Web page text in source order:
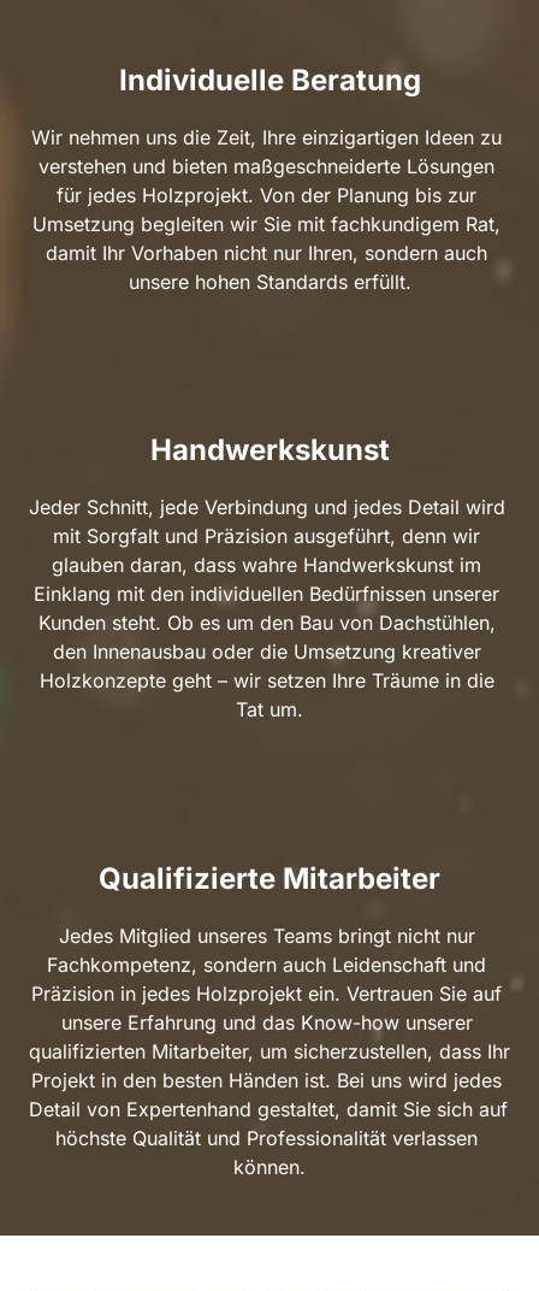
Individuelle Beratung
Wir nehmen uns die Zeit, Ihre einzigartigen Ideen zu
verstehen und bieten maßgeschneiderte Lösungen
für jedes Holzprojekt. Von der Planung bis zur
Umsetzung begleiten wir Sie mit fachkundigem Rat,
damit Ihr Vorhaben nicht nur Ihren, sondern auch
unsere hohen Standards erfüllt.
Handwerkskunst
Jeder Schnitt, jede Verbindung und jedes Detail wird
mit Sorgfalt und Präzision ausgeführt, denn wir
glauben daran, dass wahre Handwerkskunst im
Einklang mit den individuellen Bedürfnissen unserer
Kunden steht. Ob es um den Bau von Dachstühlen,
den Innenausbau oder die Umsetzung kreativer
Holzkonzepte geht – wir setzen Ihre Träume in die
Tat um.
Qualifizierte Mitarbeiter
Jedes Mitglied unseres Teams bringt nicht nur
Fachkompetenz, sondern auch Leidenschaft und
Präzision in jedes Holzprojekt ein. Vertrauen Sie auf
unsere Erfahrung und das Know-how unserer
qualifizierten Mitarbeiter, um sicherzustellen, dass Ihr
Projekt in den besten Händen ist. Bei uns wird jedes
Detail von Expertenhand gestaltet, damit Sie sich auf
höchste Qualität und Professionalität verlassen
können.